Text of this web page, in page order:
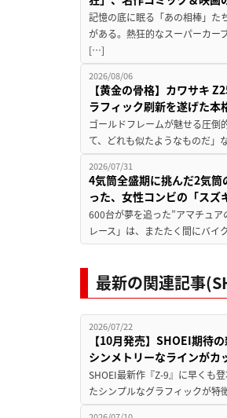
記憶の底に眠る「あの相棒」た
がある。熱狂的なスーパーカー
[…]
2026/08/06
【黄金の骨格】カワサキ
ラフィック刷新を遂げた本
ゴールドフレームが魅せる圧
て、どれも似たようなものだ
2026/07/31
4気筒全盛期に挑んだ2気
った、女性コンビの「スズ
600台が夢を追った”アマチュ
レース」は、またたく間にバ
最新の関連記事
2026/07/22
【10月発売】SHOEI期待
シンメトリーなラインがカ
SHOEI最新作『Z-9』に早くも
たシンプルなグラフィックが